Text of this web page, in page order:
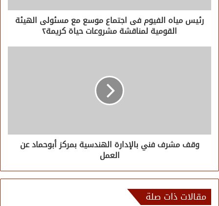
رئيس مياه الفيوم فى اجتماع موسع مع مسئولى الهيئة
القومية لمناقشة مشروعات حياة كريمة٢
وقف مشرف فني بالإدارة الهندسية بمركز أبوحماد عن
العمل
مقالات ذات صلة